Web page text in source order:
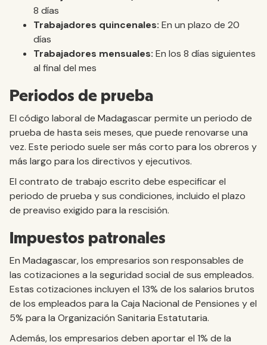
8 días
Trabajadores quincenales: En un plazo de 20
días
Trabajadores mensuales: En los 8 días siguientes
al final del mes
Periodos de prueba
El código laboral de Madagascar permite un periodo de
prueba de hasta seis meses, que puede renovarse una
vez. Este periodo suele ser más corto para los obreros y
más largo para los directivos y ejecutivos.
El contrato de trabajo escrito debe especificar el
periodo de prueba y sus condiciones, incluido el plazo
de preaviso exigido para la rescisión.
Impuestos patronales
En Madagascar, los empresarios son responsables de
las cotizaciones a la seguridad social de sus empleados.
Estas cotizaciones incluyen el 13% de los salarios brutos
de los empleados para la Caja Nacional de Pensiones y el
5% para la Organización Sanitaria Estatutaria.
Además, los empresarios deben aportar el 1% de la